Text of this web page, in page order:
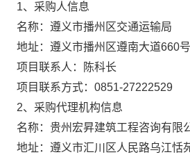
1、采购人信息
名称： 遵义市播州区交通运输局
地址： 遵义市播州区遵南大道660号
项目联系人：
陈科长
项目联系方式： 0851-27222529
2、采购代理机构信息
名称： 贵州宏昇建筑工程咨询有限
地址： 遵义市汇川区人民路乌江恬